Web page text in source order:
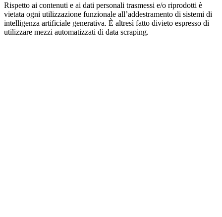
Rispetto ai contenuti e ai dati personali trasmessi e/o riprodotti è
vietata ogni utilizzazione funzionale all’addestramento di sistemi di
intelligenza artificiale generativa. È altresì fatto divieto espresso di
utilizzare mezzi automatizzati di data scraping.